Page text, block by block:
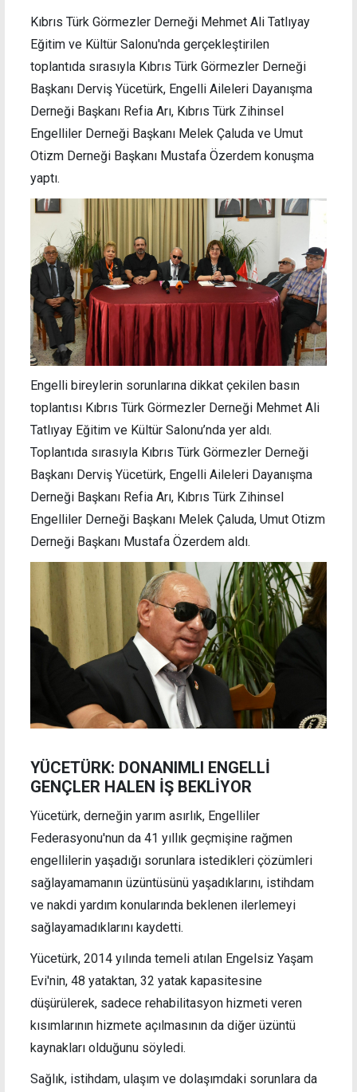
Kıbrıs Türk Görmezler Derneği Mehmet Ali Tatlıyay
Eğitim ve Kültür Salonu'nda gerçekleştirilen
toplantıda sırasıyla Kıbrıs Türk Görmezler Derneği
Başkanı Derviş Yücetürk, Engelli Aileleri Dayanışma
Derneği Başkanı Refia Arı, Kıbrıs Türk Zihinsel
Engelliler Derneği Başkanı Melek Çaluda ve Umut
Otizm Derneği Başkanı Mustafa Özerdem konuşma
yaptı.
Engelli bireylerin sorunlarına dikkat çekilen basın
toplantısı Kıbrıs Türk Görmezler Derneği Mehmet Ali
Tatlıyay Eğitim ve Kültür Salonu’nda yer aldı.
Toplantıda sırasıyla Kıbrıs Türk Görmezler Derneği
Başkanı Derviş Yücetürk, Engelli Aileleri Dayanışma
Derneği Başkanı Refia Arı, Kıbrıs Türk Zihinsel
Engelliler Derneği Başkanı Melek Çaluda, Umut Otizm
Derneği Başkanı Mustafa Özerdem aldı.
YÜCETÜRK: DONANIMLI ENGELLİ
GENÇLER HALEN İŞ BEKLİYOR
Yücetürk, derneğin yarım asırlık, Engelliler
Federasyonu'nun da 41 yıllık geçmişine rağmen
engellilerin yaşadığı sorunlara istedikleri çözümleri
sağlayamamanın üzüntüsünü yaşadıklarını, istihdam
ve nakdi yardım konularında beklenen ilerlemeyi
sağlayamadıklarını kaydetti.
Yücetürk, 2014 yılında temeli atılan Engelsiz Yaşam
Evi'nin, 48 yataktan, 32 yatak kapasitesine
düşürülerek, sadece rehabilitasyon hizmeti veren
kısımlarının hizmete açılmasının da diğer üzüntü
kaynakları olduğunu söyledi.
Sağlık, istihdam, ulaşım ve dolaşımdaki sorunlara da